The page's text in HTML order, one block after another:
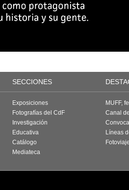
SECCIONES
Exposiciones
Fotografías del CdF
Investigación
Educativa
Catálogo
Mediateca
MUFF,
Canal
Líneas